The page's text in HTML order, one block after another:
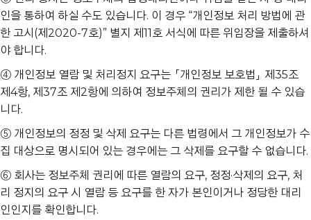
인을 통하여 하실 수도 있습니다. 이 경우 “개인정보 처리 방법에 관
한 고시(제2020-7호)” 별지 제11호 서식에 따른 위임장을 제출하셔
야 합니다.
④ 개인정보 열람 및 처리정지 요구는 「개인정보 보호법」 제35조
제4항, 제37조 제2항에 의하여 정보주체의 권리가 제한 될 수 있습
니다.
⑤ 개인정보의 정정 및 삭제 요구는 다른 법령에서 그 개인정보가 수
집 대상으로 명시되어 있는 경우에는 그 삭제를 요구할 수 없습니다.
⑥ 회사는 정보주체 권리에 따른 열람의 요구, 정정·삭제의 요구, 처
리 정지의 요구 시 열람 등 요구를 한 자가 본인이거나 정당한 대리
인인지를 확인합니다.